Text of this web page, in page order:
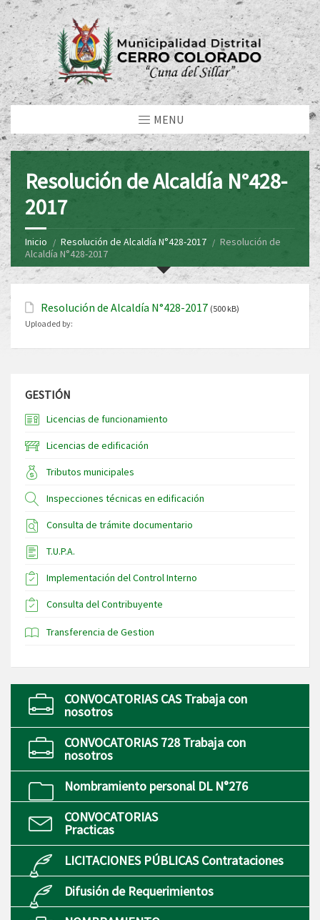
MENU
Resolución de Alcaldía N°428-
2017
Inicio Resolución de Alcaldía N°428-2017
Resolución de
Alcaldía N°428-2017
Resolución de Alcaldía N°428-2017 (500 kB)
Uploaded by:
GESTIÓN
Licencias de funcionamiento
Licencias de edificación
Tributos municipales
Inspecciones técnicas en edificación
Consulta de trámite documentario
T.U.P.A.
Implementación del Control Interno
Consulta del Contribuyente
Transferencia de Gestion
CONVOCATORIAS CAS Trabaja con
nosotros
CONVOCATORIAS 728 Trabaja con
nosotros
Nombramiento personal DL N°276
CONVOCATORIAS
Practicas
LICITACIONES PÚBLICAS Contrataciones
Difusión de Requerimientos